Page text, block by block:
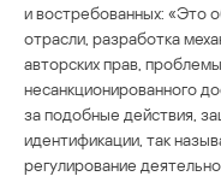
и востребованных: «Это
отрасли, разработка
авторских прав,
несанкционированного
за подобные действия,
идентификации, так
регулирование